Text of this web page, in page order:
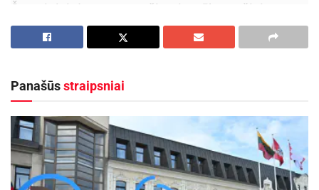
Šventiniai dvaro papuošimai – tūkstančiai
lempučių, žybsinčių ant medžių kamienų, dvaro
rūmų, tvorų – apšarmojusiame peizaže šviečia
Žiemiškas džiaugsmas lydi ir pravėrus rūmų
duris – visą sausį dvare švenčių istoriją ir toliau
pasakoja papuoštos erdvės, senovinių kalėdinių
žaisliukų ir atvirukų parodos.
Panašūsstraipsniai